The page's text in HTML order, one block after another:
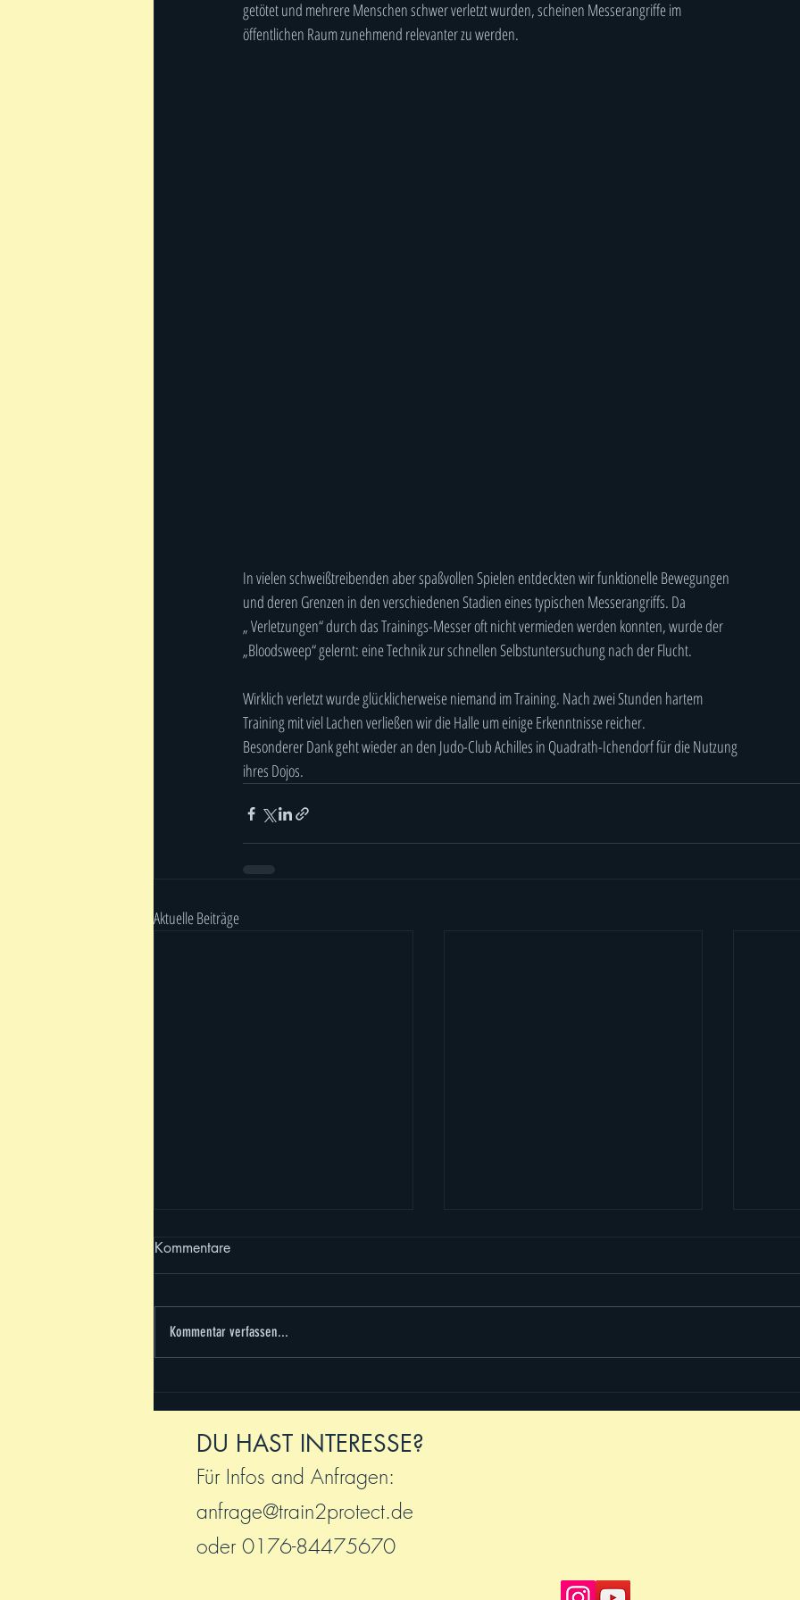
getötet und mehrere Menschen schwer verletzt wurden, scheinen Messerangriffe im
öffentlichen Raum zunehmend relevanter zu werden.
In vielen schweißtreibenden aber spaßvollen Spielen entdeckten wir funktionelle Bewegungen
und deren Grenzen in den verschiedenen Stadien eines typischen Messerangriffs. Da
„ Verletzungen“ durch das Trainings-Messer oft nicht vermieden werden konnten, wurde der
„Bloodsweep“ gelernt: eine Technik zur schnellen Selbstuntersuchung nach der Flucht.
Wirklich verletzt wurde glücklicherweise niemand im Training. Nach zwei Stunden hartem
Training mit viel Lachen verließen wir die Halle um einige Erkenntnisse reicher.
Besonderer Dank geht wieder an den Judo-Club Achilles in Quadrath-Ichendorf für die Nutzung
ihres Dojos.
Aktuelle Beiträge
Trainingscamp 2026 - es war
sooooo schön!
Neue Spiegel-Interviews
Ciao,
2026!
Kommentare
Kommentar verfassen...
DU HAST INTERESSE?
Für Infos and Anfragen:
anfrage@train2protect.de
oder 0176-84475670